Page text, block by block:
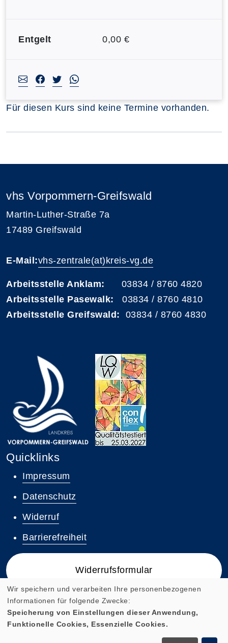
Entgelt 0,00 €
Für diesen Kurs sind keine Termine vorhanden.
vhs Vorpommern-Greifswald
Martin-Luther-Straße 7a
17489 Greifswald
E-Mail:vhs-zentrale(at)kreis-vg.de
Arbeitsstelle Anklam: 03834 / 8760 4820
Arbeitsstelle Pasewalk: 03834 / 8760 4810
Arbeitsstelle Greifswald: 03834 / 8760 4830
Quicklinks
Impressum
Datenschutz
Widerruf
Barrierefreiheit
Widerrufsformular
Cookie Einstellungen
Wir speichern und verarbeiten Ihre personenbezogenen
Informationen für folgende Zwecke:
Speicherung von Einstellungen dieser Anwendung,
Funktionelle Cookies, Essenzielle Cookies.